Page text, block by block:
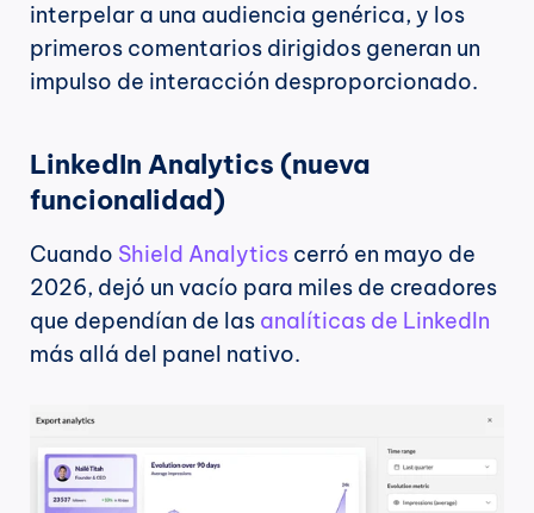
interpelar a una audiencia genérica, y los
primeros comentarios dirigidos generan un
impulso de interacción desproporcionado.
LinkedIn Analytics (nueva
funcionalidad)
Cuando Shield Analytics cerró en mayo de
2026, dejó un vacío para miles de creadores
que dependían de las analíticas de LinkedIn
más allá del panel nativo.